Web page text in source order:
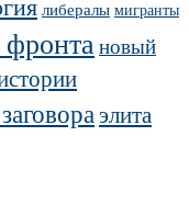
либералы мигранты
новый
элита